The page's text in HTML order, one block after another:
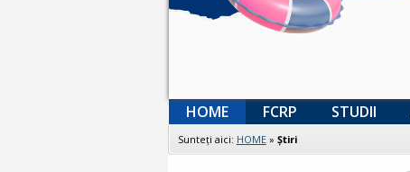
HOME FCRP STUDII
Sunteţi aici: HOME» Ştiri